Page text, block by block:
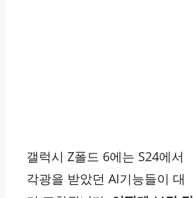
갤럭시 Z폴드 6에는 S24에서
각광을 받았던 AI기능들이 대